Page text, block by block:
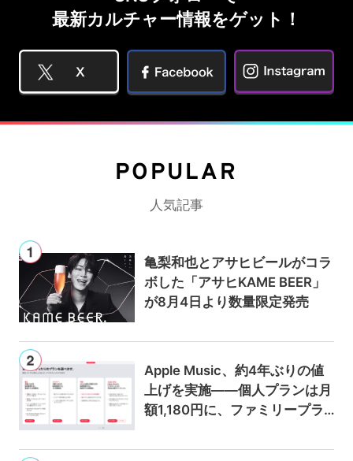
最新カルチャー情報をゲット！
POPULAR
人気記事
亀梨和也とアサヒビールがコラ
ボした「アサヒKAME BEER」
が8月4日より数量限定発売
Apple Music、約4年ぶりの値
上げを実施——個人プランは月
額1,180円に、ファミリープラ